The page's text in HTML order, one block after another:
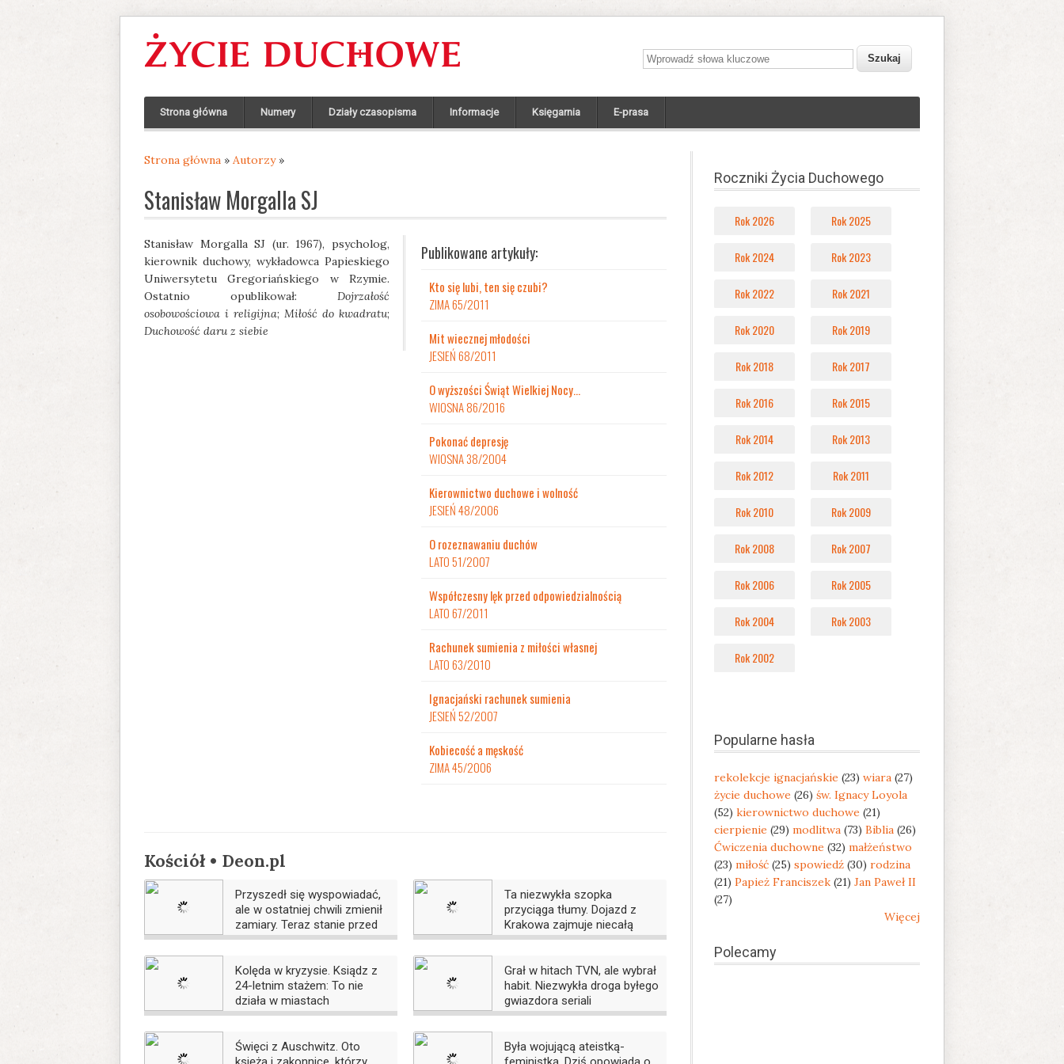
Wprowadź słowa kluczowe
Strona główna Numery Działy czasopisma Informacje Księgarnia E-prasa
Jesteś tutaj
Strona główna » Autorzy»
Stanisław Morgalla SJ
Stanisław Morgalla SJ (ur. 1967), psycholog,
kierownik duchowy, wykładowca Papieskiego
Uniwersytetu Gregoriańskiego w Rzymie.
Ostatnio opublikował: Dojrzałość
osobowościowa i religijna; Miłość do kwadratu;
Duchowość daru z siebie
Publikowane artykuły:
Kto się lubi, ten się czubi?
ZIMA 65/2011
Mit wiecznej młodości
JESIEŃ 68/2011
O wyższości Świąt Wielkiej Nocy…
WIOSNA 86/2016
Pokonać depresję
WIOSNA 38/2004
Kierownictwo duchowe i wolność
JESIEŃ 48/2006
O rozeznawaniu duchów
LATO 51/2007
Współczesny lęk przed odpowiedzialnością
LATO 67/2011
Rachunek sumienia z miłości własnej
LATO 63/2010
Ignacjański rachunek sumienia
JESIEŃ 52/2007
Kobiecość a męskość
ZIMA 45/2006
Kościół • Deon.pl
Przyszedł się wyspowiadać,
ale w ostatniej chwili zmienił
zamiary. Teraz stanie przed
sądem
Ta niezwykła szopka
przyciąga tłumy. Dojazd z
Krakowa zajmuje niecałą
godzinę
Kolęda w kryzysie. Ksiądz z
24-letnim stażem: To nie
działa w miastach
Grał w hitach TVN, ale wybrał
habit. Niezwykła droga byłego
gwiazdora seriali
Święci z Auschwitz. Oto
Była wojującą ateistką-
Roczniki Życia Duchowego
Rok 2026 Rok 2025
Rok 2024 Rok 2023
Rok 2022 Rok 2021
Rok 2020 Rok 2019
Rok 2018 Rok 2017
Rok 2016 Rok 2015
Rok 2014 Rok 2013
Rok 2012 Rok 2011
Rok 2010 Rok 2009
Rok 2008 Rok 2007
Rok 2006 Rok 2005
Rok 2004 Rok 2003
Rok 2002
Popularne hasła
rekolekcje ignacjańskie (23) wiara (27)
życie duchowe (26) św. Ignacy Loyola
(52) kierownictwo duchowe (21)
cierpienie (29) modlitwa (73) Biblia (26)
Ćwiczenia duchowne (32) małżeństwo
(23) miłość (25) spowiedź (30) rodzina
(21) Papież Franciszek (21) Jan Paweł II
(27)
Więcej
Polecamy